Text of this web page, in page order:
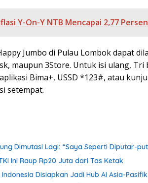
Y-On-Y NTB Mencapai 2,77 Persen
Jumbo di Pulau Lombok dapat
maupun 3Store. Untuk isi ulang, Tri
Bima+, USSD *123#, atau
setempat.
Dimutasi Lagi: “Saya Seperti Diputar-
Ini Raup Rp20 Juta dari Tas Ketak
Disiapkan Jadi Hub AI Asia-Pasifik